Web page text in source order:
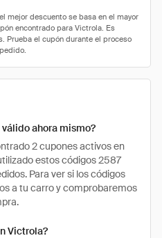
ahora mismo?
2 cupones activos en
estos códigos 2587
Para ver si los códigos
a tu carro y comprobaremos
Victrola?